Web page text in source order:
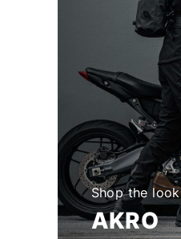
Shop the look
AKRO